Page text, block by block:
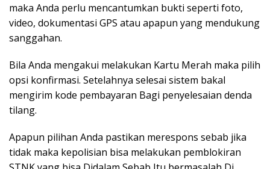
maka Anda perlu mencantumkan bukti seperti foto,
video, dokumentasi GPS atau apapun yang mendukung
sanggahan.
Bila Anda mengakui melakukan Kartu Merah maka pilih
opsi konfirmasi. Setelahnya selesai sistem bakal
mengirim kode pembayaran Bagi penyelesaian denda
tilang.
Apapun pilihan Anda pastikan merespons sebab jika
tidak maka kepolisian bisa melakukan pemblokiran